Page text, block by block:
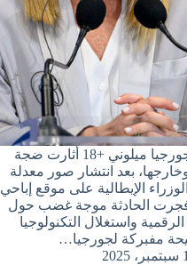
فضيحة مفبركة لجورجيا ميلوني +18 أثارت ضجة
بعد انتشار صور معدلة
الإيطالية على موقع إباحي
فجرت الحادثة موجة غضب حول
واستغلال التكنولوجيا
مفبركة لجورجيا…
1 سبتمبر، 2025